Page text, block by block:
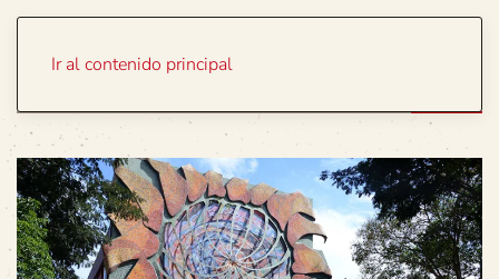
Ir al contenido principal